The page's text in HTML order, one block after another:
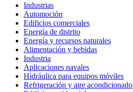
Industrias
Automoción
Edificios comerciales
Energía de distrito
Energía y recursos naturales
Alimentación y bebidas
Industria
Aplicaciones navales
Hidráulica para equipos móviles
Refrigeración y aire acondicionado